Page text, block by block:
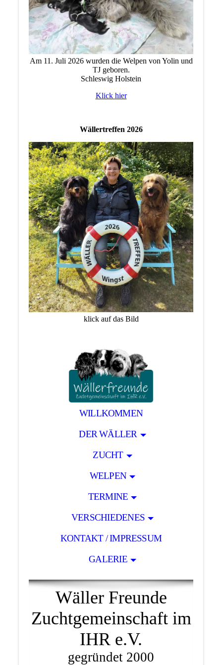
Am 11. Juli 2026 wurden die Welpen von Yolin und
TJ geboren.
Schleswig Holstein
Klick hier
Wällertreffen 2026
klick auf das Bild
WILLKOMMEN
DER WÄLLER
ZUCHT
WELPEN
TERMINE
VERSCHIEDENES
KONTAKT / IMPRESSUM
GALERIE
Wäller Freunde
Zuchtgemeinschaft im
IHR e.V.
gegründet 2000